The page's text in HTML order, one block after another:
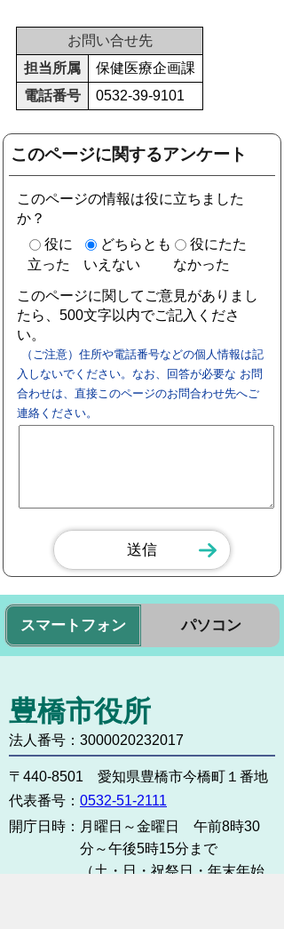
お問い合せ先
担当所属
保健医療企画課
電話番号
0532-39-9101
このページに関するアンケート
このページの情報は役に立ちました
か？
役に
立った
どちらとも
いえない
役にたた
なかった
このページに関してご意見がありまし
たら、500文字以内でご記入くださ
い。
（ご注意）住所や電話番号などの個人情報は記
入しないでください。なお、回答が必要な お問
合わせは、直接このページのお問合わせ先へご
連絡ください。
スマートフォン パソコン
豊橋市役所
法人番号：3000020232017
〒440-8501 愛知県豊橋市今橋町１番地
代表番号： 0532-51-2111
開庁日時： 月曜日～金曜日 午前8時30
分～午後5時15分まで
（土・日・祝祭日・年末年始